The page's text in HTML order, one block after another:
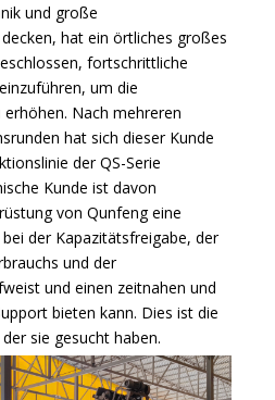
und große
hat ein örtliches großes
fortschrittliche
um die
Nach mehreren
hat sich dieser Kunde
der QS-Serie
Kunde ist davon
von Qunfeng eine
der Kapazitätsfreigabe, der
und der
und einen zeitnahen und
bieten kann. Dies ist die
sie gesucht haben.